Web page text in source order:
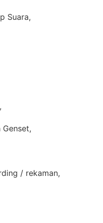
Suara,
/ rekaman,